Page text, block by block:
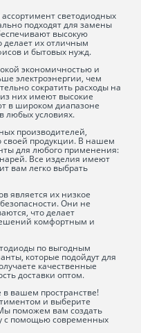
светодиодных
подходят для замены
высокую
делает их отличным
и бытовых нужд.
экономичностью и
электроэнергии, чем
сократить расходы на
них имеют высокие
в широком диапазоне
любых условиях.
производителей,
своей продукции. В нашем
для любого применения:
Все изделия имеют
вам легко выбрать
является их низкое
Они не
что делает
комфортным и
по выгодным
которые подойдут для
качественные
доставки оптом.
вашем пространстве!
и выберите
поможем вам создать
с помощью современных